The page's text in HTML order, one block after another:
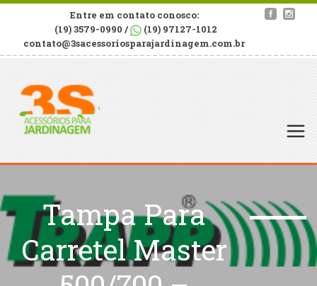
Entre em contato conosco:
(19) 3579-0990 /
(19) 97127-1012
contato@3sacessoriosparajardinagem.com.br
Tampa Para
Carretel Master